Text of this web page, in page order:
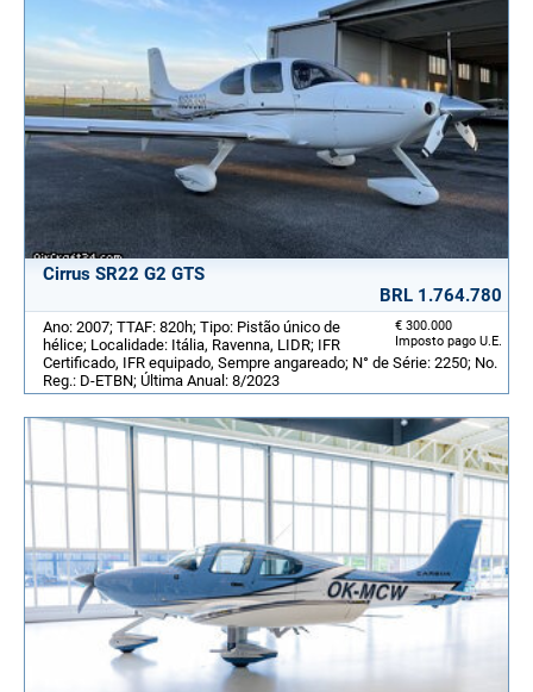
Cirrus SR22 G2 GTS
BRL 1.764.780
€ 300.000
Imposto pago U.E.
Ano: 2007; TTAF: 820h; Tipo: Pistão único de
hélice; Localidade: Itália, Ravenna, LIDR; IFR
Certificado, IFR equipado, Sempre angareado; N° de Série: 2250; No.
Reg.: D-ETBN; Última Anual: 8/2023